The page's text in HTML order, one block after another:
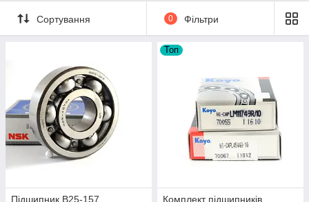
Сортування 0 Фільтри
Підшипник B25-157
Топ
Комплект підшипників